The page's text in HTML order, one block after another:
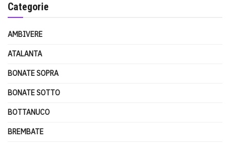
Categorie
AMBIVERE
ATALANTA
BONATE SOPRA
BONATE SOTTO
BOTTANUCO
BREMBATE